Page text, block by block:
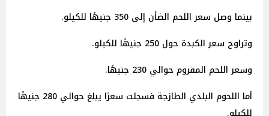
بينما وصل سعر اللحم الضأن إلى 350 جنيهًا للكيلو.
وتراوح سعر الكبدة حول 250 جنيهًا للكيلو.
وسعر اللحم المفروم حوالي 230 جنيهًا.
أما اللحوم البلدي الطازجة فسجلت سعرًا يبلغ حوالي 280 جنيهًا